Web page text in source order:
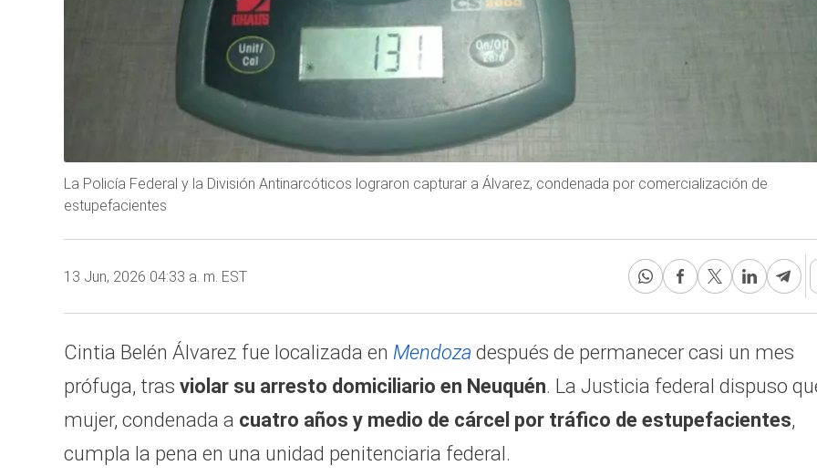
La Policía Federal y la División Antinarcóticos lograron capturar a Álvarez, condenada por comercialización de
estupefacientes
13 Jun, 2026 04:33 a. m. EST
Cintia Belén Álvarez fue localizada en Mendoza después de permanecer casi un mes
prófuga, tras violar su arresto domiciliario en Neuquén. La Justicia federal dispuso
mujer, condenada a cuatro años y medio de cárcel por tráfico de estupefacientes,
cumpla la pena en una unidad penitenciaria federal.